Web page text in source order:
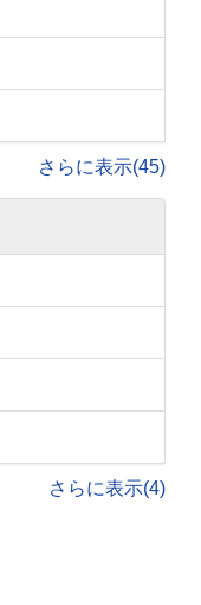
さらに表示(45)
さらに表示(4)